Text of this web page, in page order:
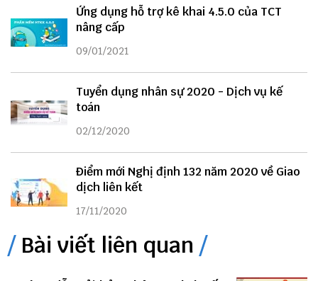
Ứng dụng hỗ trợ kê khai 4.5.0 của TCT
nâng cấp
09/01/2021
Tuyển dụng nhân sự 2020 - Dịch vụ kế
toán
02/12/2020
Điểm mới Nghị định 132 năm 2020 về Giao
dịch liên kết
17/11/2020
Bài viết liên quan